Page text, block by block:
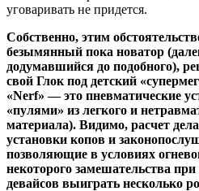
уговаривать не придется.
Собственно, этим
безымянный пока новатор
додумавшийся до подобного),
свой Глок под детский
«Nerf» — это пневматические
«пулями» из легкого и
материала). Видимо, расчет
установки копов и
позволяющие в условиях
некоторого замешательства
девайсов выиграть несколько